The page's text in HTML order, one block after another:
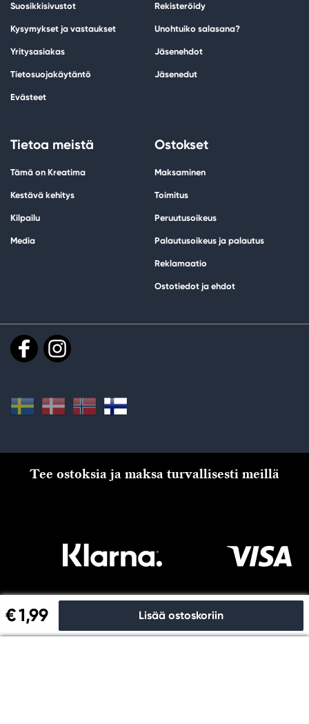
€ 1,99 Lisää ostoskoriin
Suosikkisivustot
Kysymykset ja vastaukset
Yritysasiakas
Tietosuojakäytäntö
Evästeet
Rekisteröidy
Unohtuiko salasana?
Jäsenehdot
Jäsenedut
Tietoa meistä
Tämä on Kreatima
Kestävä kehitys
Kilpailu
Media
Ostokset
Maksaminen
Toimitus
Peruutusoikeus
Palautusoikeus ja palautus
Reklamaatio
Ostotiedot ja ehdot
Tee ostoksia ja maksa turvallisesti meillä